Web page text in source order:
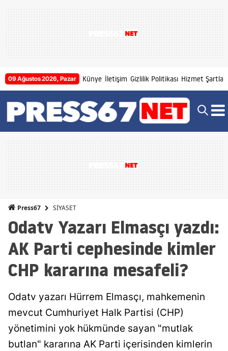
09 Ağustos 2026, Pazar Künye İletişim Gizlilik Politikası Hizmet Şartları
Press67 SİYASET
Odatv Yazarı Elmasçı yazdı:
AK Parti cephesinde kimler
CHP kararına mesafeli?
Odatv yazarı Hürrem Elmasçı, mahkemenin
mevcut Cumhuriyet Halk Partisi (CHP)
yönetimini yok hükmünde sayan "mutlak
butlan" kararına AK Parti içerisinden kimlerin